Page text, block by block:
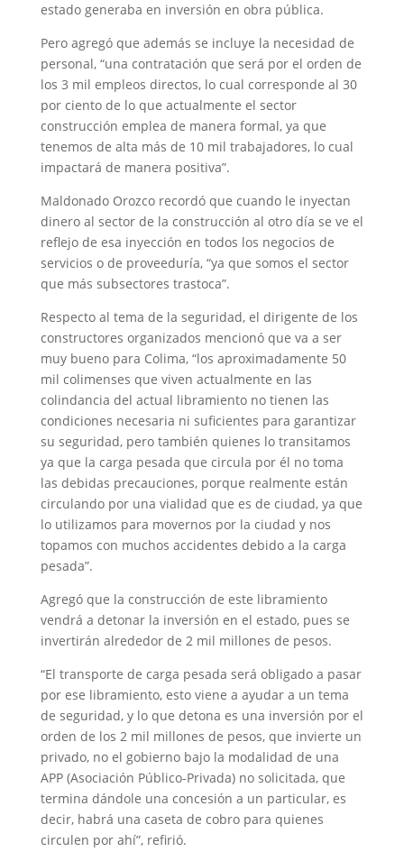
estado generaba en inversión en obra pública.
Pero agregó que además se incluye la necesidad de
personal, “una contratación que será por el orden de
los 3 mil empleos directos, lo cual corresponde al 30
por ciento de lo que actualmente el sector
construcción emplea de manera formal, ya que
tenemos de alta más de 10 mil trabajadores, lo cual
impactará de manera positiva”.
Maldonado Orozco recordó que cuando le inyectan
dinero al sector de la construcción al otro día se ve el
reflejo de esa inyección en todos los negocios de
servicios o de proveeduría, “ya que somos el sector
que más subsectores trastoca”.
Respecto al tema de la seguridad, el dirigente de los
constructores organizados mencionó que va a ser
muy bueno para Colima, “los aproximadamente 50
mil colimenses que viven actualmente en las
colindancia del actual libramiento no tienen las
condiciones necesaria ni suficientes para garantizar
su seguridad, pero también quienes lo transitamos
ya que la carga pesada que circula por él no toma
las debidas precauciones, porque realmente están
circulando por una vialidad que es de ciudad, ya que
lo utilizamos para movernos por la ciudad y nos
topamos con muchos accidentes debido a la carga
pesada”.
Agregó que la construcción de este libramiento
vendrá a detonar la inversión en el estado, pues se
invertirán alrededor de 2 mil millones de pesos.
“El transporte de carga pesada será obligado a pasar
por ese libramiento, esto viene a ayudar a un tema
de seguridad, y lo que detona es una inversión por el
orden de los 2 mil millones de pesos, que invierte un
privado, no el gobierno bajo la modalidad de una
APP (Asociación Público-Privada) no solicitada, que
termina dándole una concesión a un particular, es
decir, habrá una caseta de cobro para quienes
circulen por ahí”, refirió.